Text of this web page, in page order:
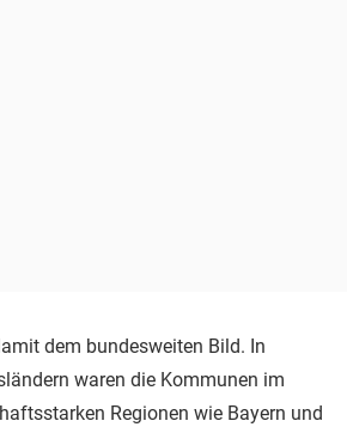
dem bundesweiten Bild. In
waren die Kommunen im
Regionen wie Bayern und